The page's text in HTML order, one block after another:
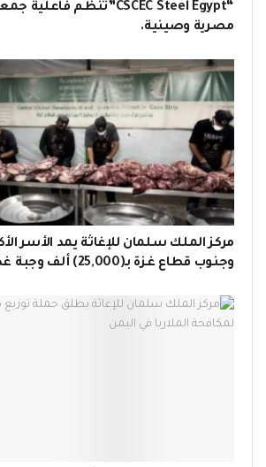
مصرية وصينية.
مركز الملك سلمان للإغاثة يمد الأسر
وجنوب قطاع غزة بـ(25,000) ألف وجبة غذائية